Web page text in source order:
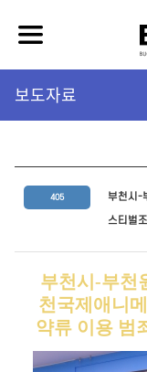
보도자료
405
부천시-
스티벌
부천시 -부천
천국제애니
약류 이용 범